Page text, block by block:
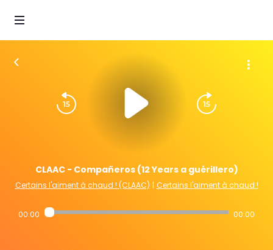
CLAAC - Compañeros (12 Years a guérillero)
Certains l'aiment à chaud ! (CLAAC) | Certains l'aiment à chaud !
00:00 00:00